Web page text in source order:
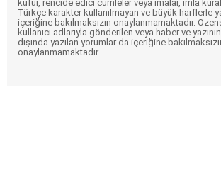
küfür, rencide edici cümleler veya imalar, imla
Türkçe karakter kullanılmayan ve büyük harflerle
içeriğine bakılmaksızın onaylanmamaktadır.
kullanıcı adlarıyla gönderilen veya haber ve
dışında yazılan yorumlar da içeriğine
onaylanmamaktadır.